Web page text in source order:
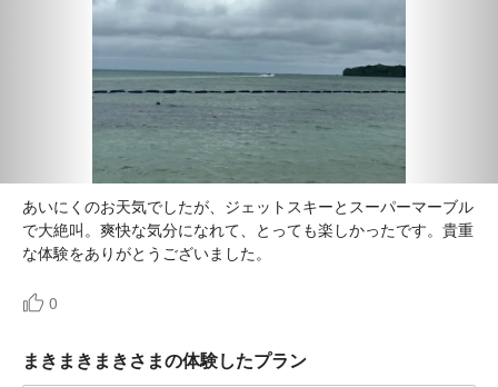
あいにくのお天気でしたが、ジェットスキーとスーパーマーブル
で大絶叫。爽快な気分になれて、とっても楽しかったです。貴重
な体験をありがとうございました。
0
まきまきまきさまの体験したプラン